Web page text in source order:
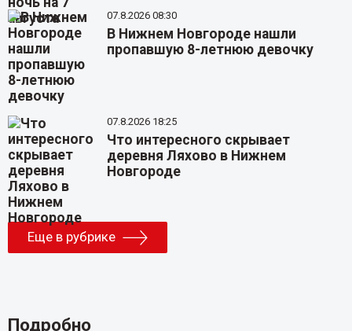
07.8.2026 08:30
В Нижнем Новгороде нашли
пропавшую 8-летнюю девочку
07.8.2026 18:25
Что интересного скрывает
деревня Ляхово в Нижнем
Новгороде
Еще в рубрике
Подробно